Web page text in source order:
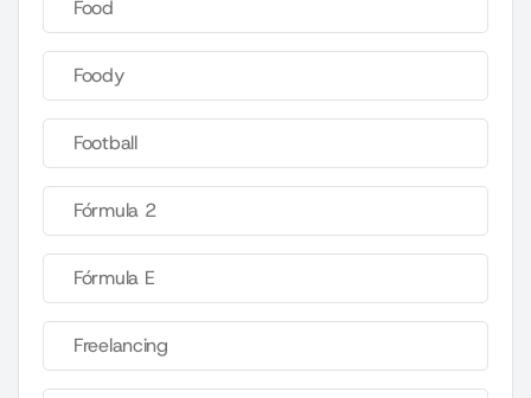
Food
Foody
Football
Fórmula 2
Fórmula E
Freelancing